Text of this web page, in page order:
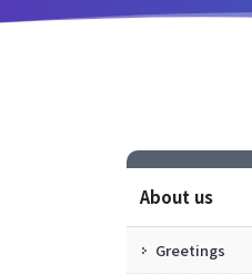
About us
Greetings
Greetings
Research